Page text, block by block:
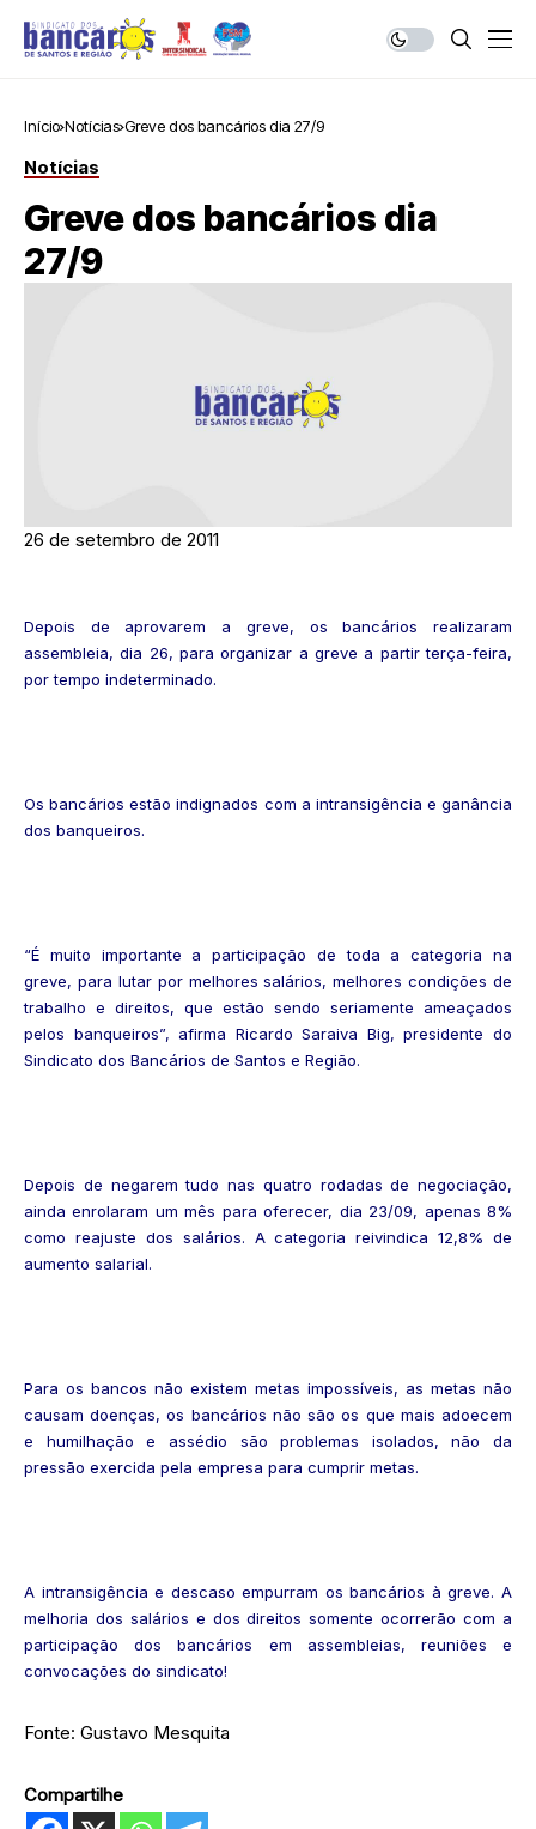
Início Notícias Greve dos bancários dia 27/9
Notícias
Greve dos bancários dia
27/9
26 de setembro de 2011
Depois de aprovarem a greve, os bancários realizaram
assembleia, dia 26, para organizar a greve a partir terça-feira,
por tempo indeterminado.
Os bancários estão indignados com a intransigência e ganância
dos banqueiros.
“É muito importante a participação de toda a categoria na
greve, para lutar por melhores salários, melhores condições de
trabalho e direitos, que estão sendo seriamente ameaçados
pelos banqueiros”, afirma Ricardo Saraiva Big, presidente do
Sindicato dos Bancários de Santos e Região.
Depois de negarem tudo nas quatro rodadas de negociação,
ainda enrolaram um mês para oferecer, dia 23/09, apenas 8%
como reajuste dos salários. A categoria reivindica 12,8% de
aumento salarial.
Para os bancos não existem metas impossíveis, as metas não
causam doenças, os bancários não são os que mais adoecem
e humilhação e assédio são problemas isolados, não da
pressão exercida pela empresa para cumprir metas.
A intransigência e descaso empurram os bancários à greve. A
melhoria dos salários e dos direitos somente ocorrerão com a
participação dos bancários em assembleias, reuniões e
convocações do sindicato!
Fonte: Gustavo Mesquita
Compartilhe